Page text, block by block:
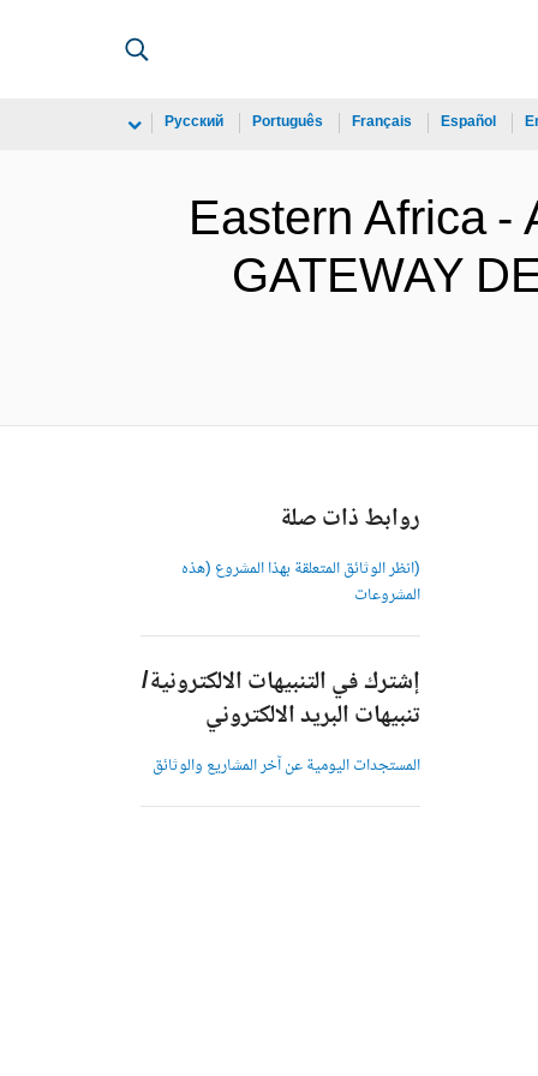
Español
Français
Português
Русский
Eastern Africa
GATEWAY
روابط ذات صلة
(انظر الوثائق المتعلقة بهذا المشروع (هذه
المشروعات
إشترك في التنبيهات الالكترونية/
تنبيهات البريد الالكتروني
المستجدات اليومية عن آخر المشاريع والوثائق